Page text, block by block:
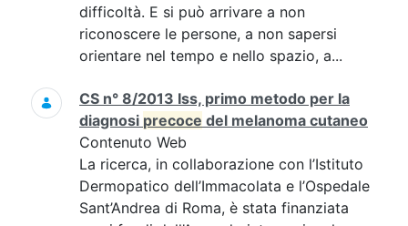
difficoltà. E si può arrivare a non
riconoscere le persone, a non sapersi
orientare nel tempo e nello spazio, a...
CS n° 8/2013 Iss, primo metodo per la
diagnosi precoce del melanoma cutaneo
Contenuto Web
La ricerca, in collaborazione con l’Istituto
Dermopatico dell’Immacolata e l’Ospedale
Sant’Andrea di Roma, è stata finanziata